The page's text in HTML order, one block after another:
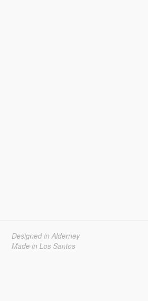
Designed in Alderney
Made in Los Santos